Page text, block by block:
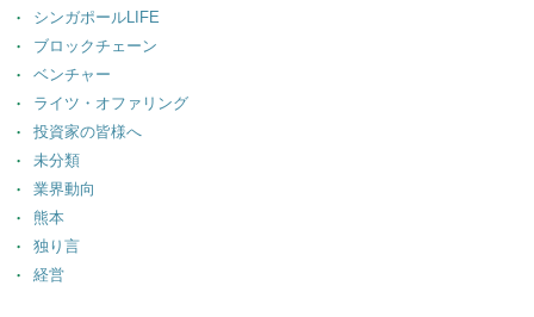
シンガポールLIFE
ブロックチェーン
ベンチャー
ライツ・オファリング
投資家の皆様へ
未分類
業界動向
熊本
独り言
経営